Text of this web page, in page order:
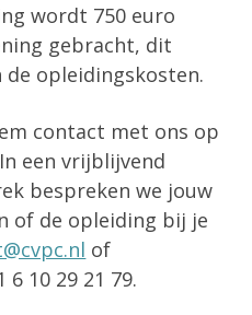
wordt 750 euro
gebracht, dit
opleidingskosten.
contact met ons op
een vrijblijvend
bespreken we jouw
of de opleiding bij je
of
10 29 21 79‬.